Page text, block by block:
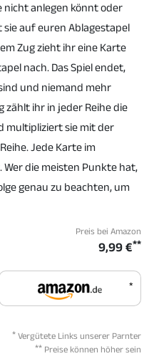
nicht anlegen könnt oder
sie auf euren Ablagestapel
Zug zieht ihr eine Karte
nach. Das Spiel endet,
und niemand mehr
zählt ihr in jeder Reihe die
multipliziert sie mit der
Jede Karte im
die meisten Punkte hat,
genau zu beachten, um
Preis bei Amazon
9,99 €**
*
* Vergütete Links unserer Parnter
** Preise können höher sein